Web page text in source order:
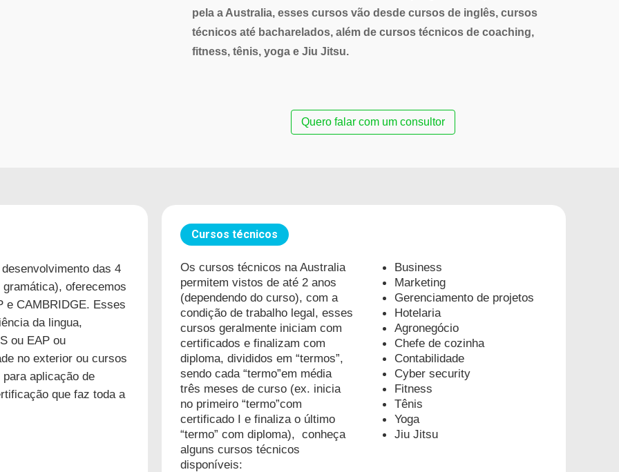
pela a Australia, esses cursos vão desde cursos de inglês, cursos
técnicos até bacharelados, além de cursos técnicos de coaching,
fitness, tênis, yoga e Jiu Jitsu.
Quero falar com um consultor
das 4
oferecemos
e CAMBRIDGE. Esses
da lingua,
ou EAP ou
no exterior ou cursos
aplicação de
que faz toda a
Cursos técnicos
Os cursos técnicos na Australia
permitem vistos de até 2 anos
(dependendo do curso), com a
condição de trabalho legal, esses
cursos geralmente iniciam com
certificados e finalizam com
diploma, divididos em “termos”,
sendo cada “termo”em média
três meses de curso (ex. inicia
no primeiro “termo”com
certificado I e finaliza o último
“termo” com diploma), conheça
alguns cursos técnicos
disponíveis:
Business
Marketing
Gerenciamento de projetos
Hotelaria
Agronegócio
Chefe de cozinha
Contabilidade
Cyber security
Fitness
Tênis
Yoga
Jiu Jitsu